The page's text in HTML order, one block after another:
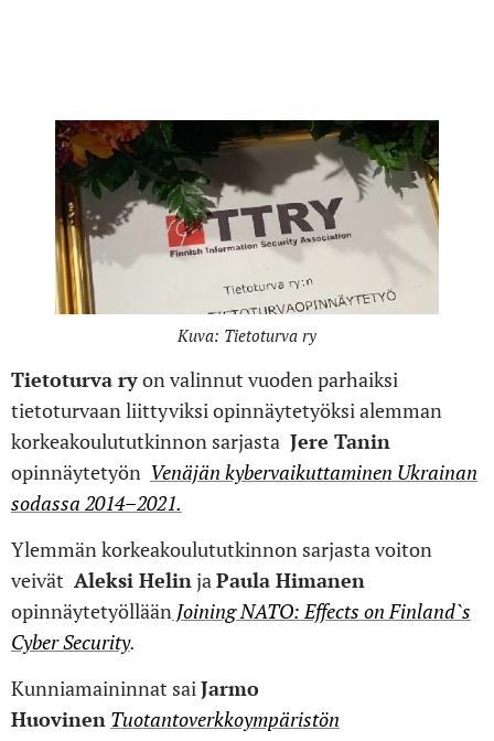
Kuva: Tietoturva ry
Tietoturva ryon valinnut vuoden parhaiksi
tietoturvaan liittyviksi opinnäytetyöksi alemman
korkeakoulututkinnon sarjasta Jere Tanin
opinnäytetyön Venäjän kybervaikuttaminen Ukrainan
sodassa 2014–2021.
Ylemmän korkeakoulututkinnon sarjasta voiton
veivät Aleksi HelinjaPaula Himanen
opinnäytetyöllään Joining NATO: Effects on Finland`s
Cyber Security.
Kunniamaininnat saiJarmo
Huovinen Tuotantoverkkoympäristön